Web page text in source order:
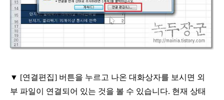
▼ [연결편집] 버튼을 누르고 나온 대화상자를 보시면 외
부 파일이 연결되어 있는 것을 볼 수 있습니다. 현재 상태